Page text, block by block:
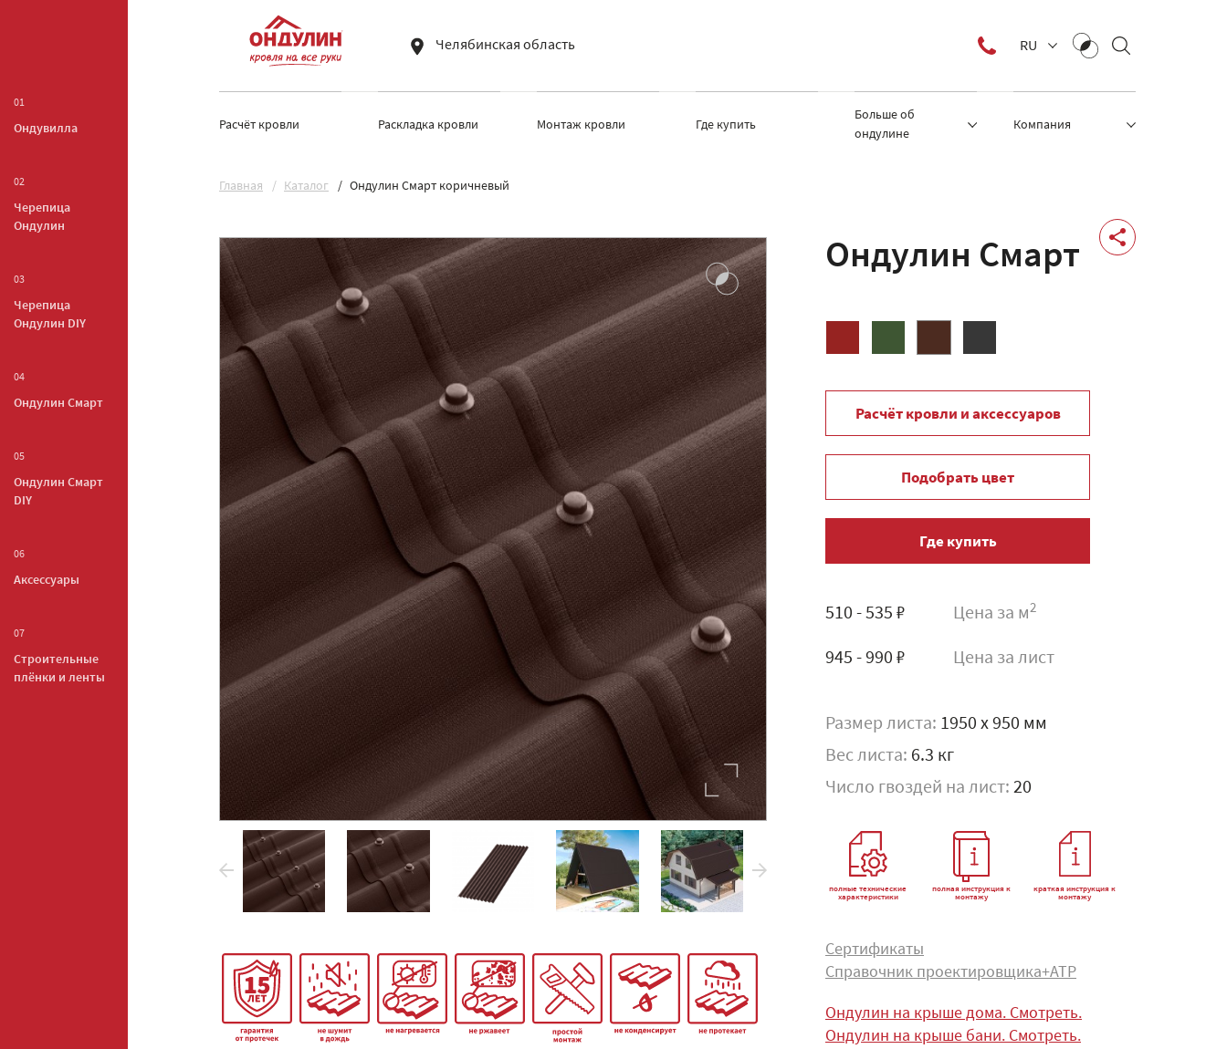
01
Ондувилла
02
Черепица
Ондулин
03
Черепица
Ондулин DIY
04
Ондулин Смарт
05
Ондулин Смарт
DIY
06
Аксессуары
07
Строительные
плёнки и ленты
Челябинская область RU
Расчёт кровли Раскладка кровли Монтаж кровли Где купить
Больше об
ондулине
Компания
Главная Каталог Ондулин Смарт коричневый
Ондулин Смарт
Расчёт кровли и аксессуаров
Подобрать цвет
Где купить
510 - 535 ₽ Цена за м2
945 - 990 ₽ Цена за лист
Размер листа: 1950 x 950 мм
Вес листа: 6.3 кг
Число гвоздей на лист: 20
полные технические
характеристики
полная инструкция к
монтажу
краткая инструкция к
монтажу
Сертификаты
Справочник проектировщика+АТР
Ондулин на крыше дома. Смотреть.
Ондулин на крыше бани. Смотреть.